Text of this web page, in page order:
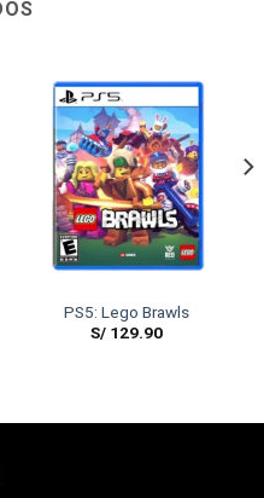
PS5: Lego Brawls
S/129.90